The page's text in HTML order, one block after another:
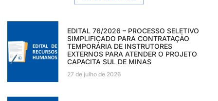
EDITAL 76/2026 – PROCESSO SELETIVO
SIMPLIFICADO PARA CONTRATAÇÃO
TEMPORÁRIA DE INSTRUTORES
EXTERNOS PARA ATENDER O PROJETO
CAPACITA SUL DE MINAS
27 de julho de 2026